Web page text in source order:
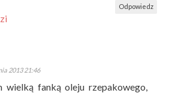
Odpowiedz
2013 21:46
wielką fanką oleju rzepakowego,